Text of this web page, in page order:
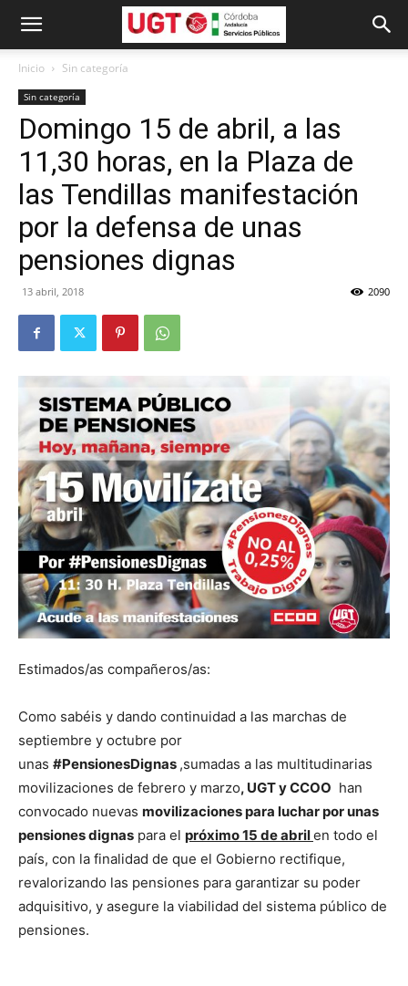
Inicio Sin categoría
Sin categoría
Domingo 15 de abril, a las
11,30 horas, en la Plaza de
las Tendillas manifestación
por la defensa de unas
pensiones dignas
13 abril, 2018 2090
Estimados/as compañeros/as:
Como sabéis y dando continuidad a las marchas de
septiembre y octubre por
unas #PensionesDignas ,sumadas a las multitudinarias
movilizaciones de febrero y marzo, UGT y CCOO han
convocado nuevas movilizaciones para luchar por unas
pensiones dignas para el próximo 15 de abrilen todo el
país, con la finalidad de que el Gobierno rectifique,
revalorizando las pensiones para garantizar su poder
adquisitivo, y asegure la viabilidad del sistema público de
pensiones.